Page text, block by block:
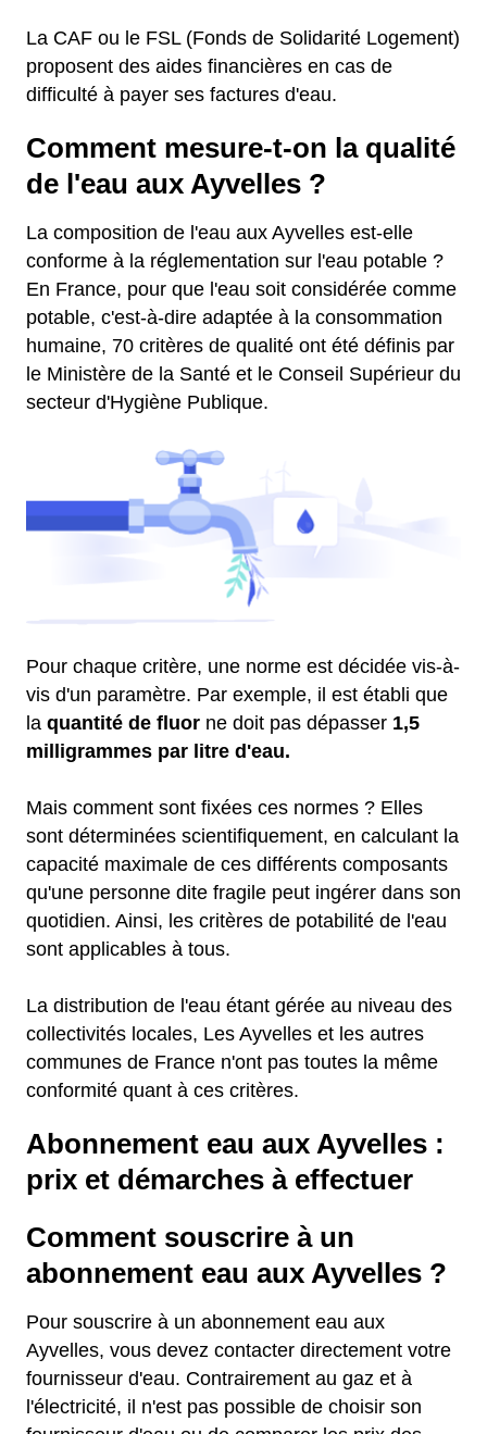
La CAF ou le FSL (Fonds de Solidarité Logement)
proposent des aides financières en cas de
difficulté à payer ses factures d'eau.
Comment mesure-t-on la qualité
de l'eau aux Ayvelles ?
La composition de l'eau aux Ayvelles est-elle
conforme à la réglementation sur l'eau potable ?
En France, pour que l'eau soit considérée comme
potable, c'est-à-dire adaptée à la consommation
humaine, 70 critères de qualité ont été définis par
le Ministère de la Santé et le Conseil Supérieur du
secteur d'Hygiène Publique.
Pour chaque critère, une norme est décidée vis-à-
vis d'un paramètre. Par exemple, il est établi que
la quantité de fluor ne doit pas dépasser 1,5
milligrammes par litre d'eau.
Mais comment sont fixées ces normes ? Elles
sont déterminées scientifiquement, en calculant la
capacité maximale de ces différents composants
qu'une personne dite fragile peut ingérer dans son
quotidien. Ainsi, les critères de potabilité de l'eau
sont applicables à tous.
La distribution de l'eau étant gérée au niveau des
collectivités locales, Les Ayvelles et les autres
communes de France n'ont pas toutes la même
conformité quant à ces critères.
Abonnement eau aux Ayvelles :
prix et démarches à effectuer
Comment souscrire à un
abonnement eau aux Ayvelles ?
Pour souscrire à un abonnement eau aux
Ayvelles, vous devez contacter directement votre
fournisseur d'eau. Contrairement au gaz et à
l'électricité, il n'est pas possible de choisir son